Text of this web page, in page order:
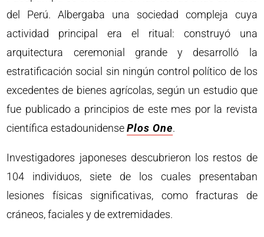
del Perú. Albergaba una sociedad compleja cuya
actividad principal era el ritual: construyó una
arquitectura ceremonial grande y desarrolló la
estratificación social sin ningún control político de los
excedentes de bienes agrícolas, según un estudio que
fue publicado a principios de este mes por la revista
científica estadounidensePlos One.
Investigadores japoneses descubrieron los restos de
104 individuos, siete de los cuales presentaban
lesiones físicas significativas, como fracturas de
cráneos, faciales y de extremidades.